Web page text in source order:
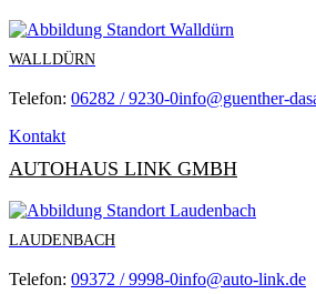
WALLDÜRN
Telefon: 06282 / 9230-0info@guenther-
Kontakt
AUTOHAUS LINK GMBH
LAUDENBACH
Telefon: 09372 / 9998-0info@auto-link.de